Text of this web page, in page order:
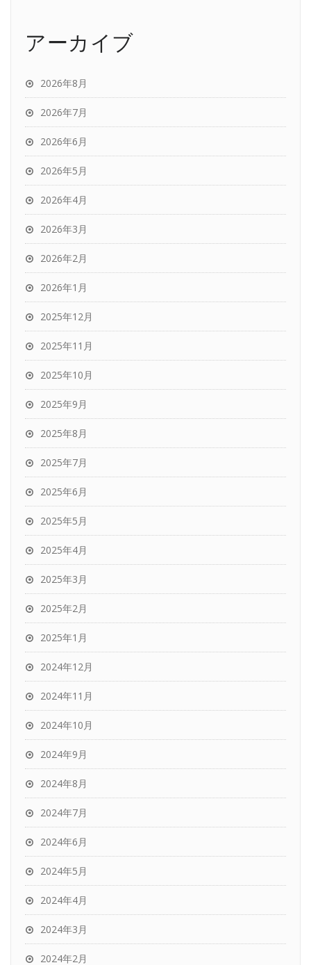
アーカイブ
2026年8月
2026年7月
2026年6月
2026年5月
2026年4月
2026年3月
2026年2月
2026年1月
2025年12月
2025年11月
2025年10月
2025年9月
2025年8月
2025年7月
2025年6月
2025年5月
2025年4月
2025年3月
2025年2月
2025年1月
2024年12月
2024年11月
2024年10月
2024年9月
2024年8月
2024年7月
2024年6月
2024年5月
2024年4月
2024年3月
2024年2月